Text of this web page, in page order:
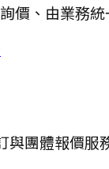
價、由業務統
與團體報價服